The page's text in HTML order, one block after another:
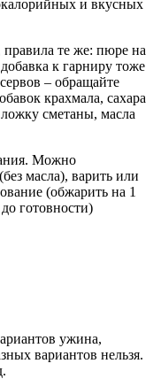
и вкусных
правила те же: пюре на
к гарниру тоже
– обращайте
крахмала, сахара
сметаны, масла
Можно
масла), варить или
(обжарить на 1
готовности)
ужина,
вариантов нельзя.